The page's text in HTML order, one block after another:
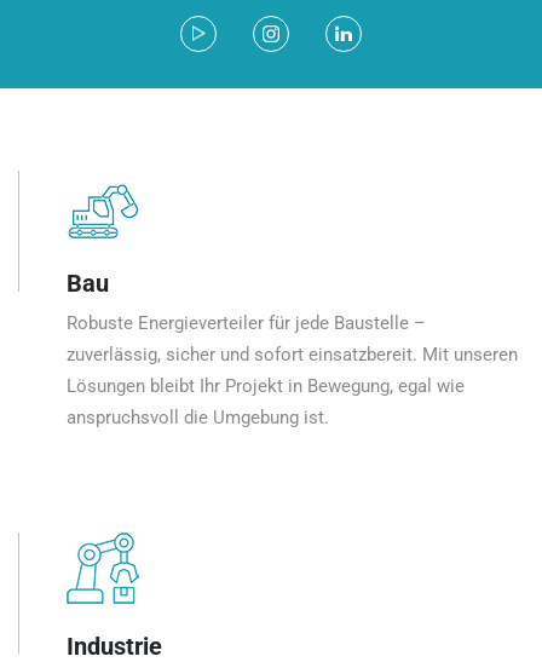
Bau
Robuste Energieverteiler für jede Baustelle –
zuverlässig, sicher und sofort einsatzbereit. Mit unseren
Lösungen bleibt Ihr Projekt in Bewegung, egal wie
anspruchsvoll die Umgebung ist.
Industrie